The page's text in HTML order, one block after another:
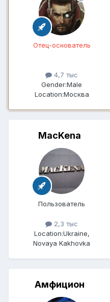
Отец-основатель
4,7 тыс
Gender:Male
Location:Москва
MacKena
Пользователь
2,3 тыс
Location:Ukraine,
Novaya Kakhovka
Амфицион